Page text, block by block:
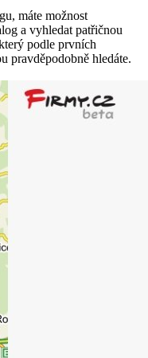
máte možnost
a vyhledat patřičnou
podle prvních
pravděpodobně hledáte.